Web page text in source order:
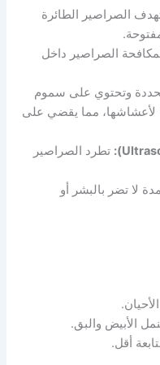
الصراصير الطائرة
الصراصير داخل
وتحتوي على سموم
لأعشاشها، مما يقضي على
تطرد الصراصير
لا تضر بالبشر أو
الأبيض والبق.
أقل.